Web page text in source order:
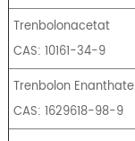
Trenbolonacetat
CAS: 10161-34-9
Trenbolon Enanthate
CAS: 1629618-98-9